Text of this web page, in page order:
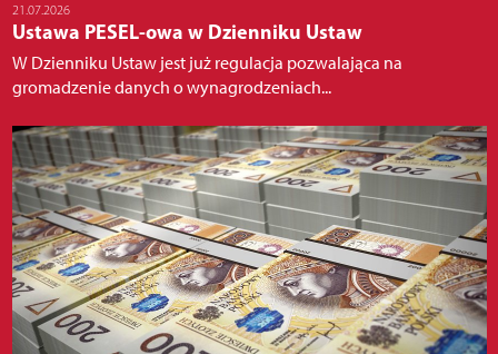
21.07.2026
Ustawa PESEL-owa w Dzienniku Ustaw
W Dzienniku Ustaw jest już regulacja pozwalająca na
gromadzenie danych o wynagrodzeniach...